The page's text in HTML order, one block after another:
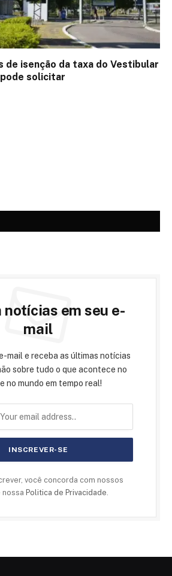
de isenção da taxa do Vestibular
pode solicitar
notícias em seu e-
mail
mail e receba as últimas notícias
sobre tudo o que acontece no
no mundo em tempo real!
você concorda com nossos
Politica de Privacidade.